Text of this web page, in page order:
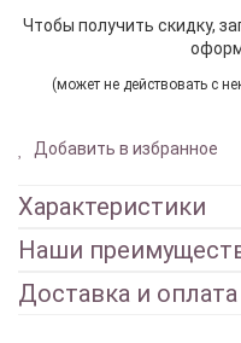
Чтобы получить скидку,
(может не действовать с
Добавить в избранное
Характеристики
Наши
Доставка и оплата